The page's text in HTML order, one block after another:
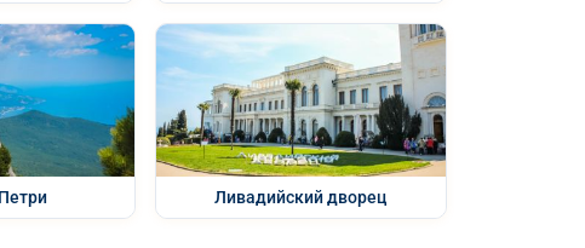
Ливадийский дворец